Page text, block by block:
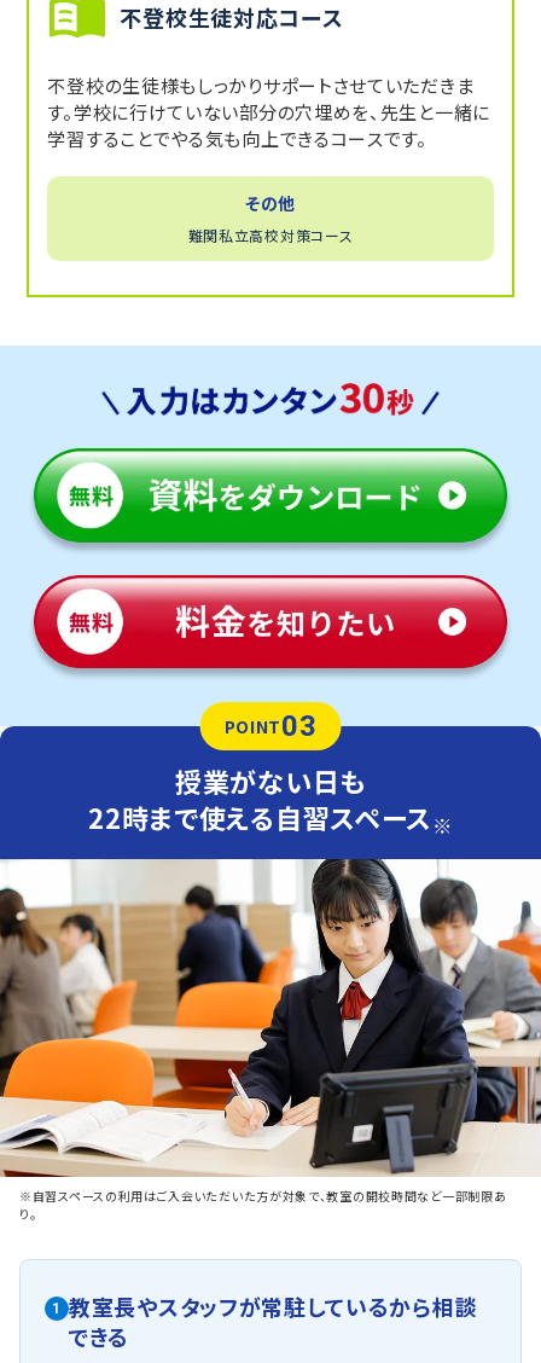
不登校生徒対応コース
不登校の生徒様もしっかりサポートさせていただきま
す。学校に行けていない部分の穴埋めを、先生と一緒に
学習することでやる気も向上できるコースです。
その他
難関私立高校対策コース
POINT03
授業がない日も
22時まで使える自習スペース ※
※自習スペースの利用はご入会いただいた方が対象で、教室の開校時間など一部制限あ
り。
1
教室長やスタッフが常駐しているから相談
できる